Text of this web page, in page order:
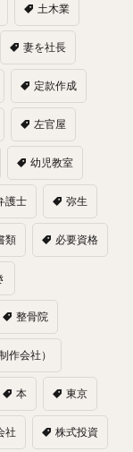
土木業
妻を社長
定款作成
左官屋
幼児教室
護士 弥生
類 必要資格
整骨院
作会社）
本 東京
社 株式投資